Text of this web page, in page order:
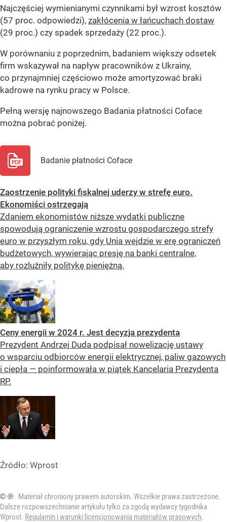
Najczęściej wymienianymi czynnikami był wzrost kosztów
(57 proc. odpowiedzi), zakłócenia w łańcuchach dostaw
(29 proc.) czy spadek sprzedaży (22 proc.).
W porównaniu z poprzednim, badaniem większy odsetek
firm wskazywał na napływ pracowników z Ukrainy,
co przynajmniej częściowo może amortyzować braki
kadrowe na rynku pracy w Polsce.
Pełną wersję najnowszego Badania płatności Coface
można pobrać poniżej.
Badanie płatności Coface
Zaostrzenie polityki fiskalnej uderzy w strefę euro.
Ekonomiści ostrzegają
Zdaniem ekonomistów niższe wydatki publiczne
spowodują ograniczenie wzrostu gospodarczego strefy
euro w przyszłym roku, gdy Unia wejdzie w erę ograniczeń
budżetowych, wywierając presję na banki centralne,
aby rozluźniły politykę pieniężną.
Ceny energii w 2024 r. Jest decyzja prezydenta
Prezydent Andrzej Duda podpisał nowelizację ustawy
o wsparciu odbiorców energii elektrycznej, paliw gazowych
i ciepła — poinformowała w piątek Kancelaria Prezydenta
RP.
Źródło: Wprost
© ℗
Materiał chroniony prawem autorskim. Wszelkie prawa zastrzeżone.
Dalsze rozpowszechnianie artykułu tylko za zgodą wydawcy tygodnika
Wprost. Regulamin i warunki licencjonowania materiałów prasowych.